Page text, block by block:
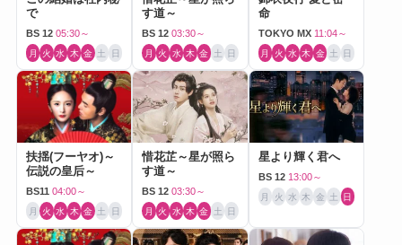
で
BS 12 05:30～
月 火 水 木 金 土 日
す道～
BS 12 03:30～
月 火 水 木 金 土 日
命
TOKYO MX 11:04～
月 火 水 木 金 土 日
扶揺(フーヤオ)～
伝説の皇后～
BS11 04:00～
月 火 水 木 金 土 日
惜花芷～星が照ら
す道～
BS 12 03:30～
月 火 水 木 金 土 日
星より輝く君へ
BS 12 13:00～
月 火 水 木 金 土 日